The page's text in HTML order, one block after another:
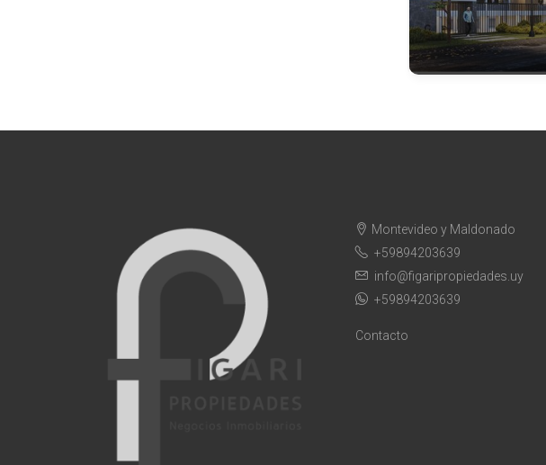
Montevideo y Maldonado
+59894203639
info@figaripropiedades.uy
+59894203639
Contacto